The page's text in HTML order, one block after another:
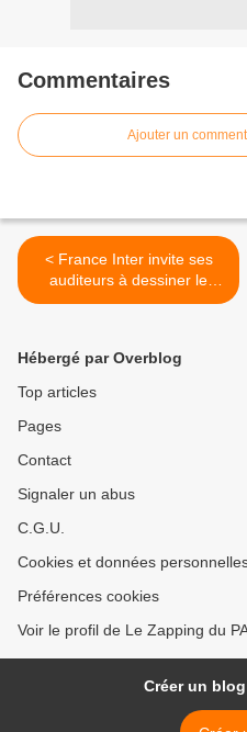
Commentaires
Ajouter un
< France Inter invite ses
auditeurs à dessiner le
bandana de Renaud
Hébergé par Overblog
Top articles
Pages
Contact
Signaler un abus
C.G.U.
Cookies et données
Préférences cookies
Voir le profil de Le Zapping du
Créer un